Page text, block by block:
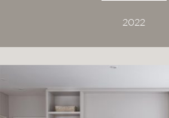
2022